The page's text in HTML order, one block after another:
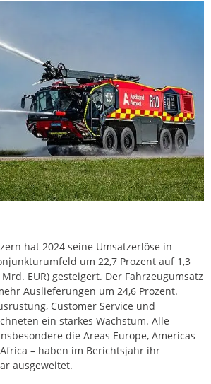
hat 2024 seine Umsatzerlöse in
um 22,7 Prozent auf 1,3
Mrd. EUR) gesteigert. Der Fahrzeugumsatz
Auslieferungen um 24,6 Prozent.
Customer Service und
ein starkes Wachstum. Alle
die Areas Europe, Americas
– haben im Berichtsjahr ihr
ausgeweitet.